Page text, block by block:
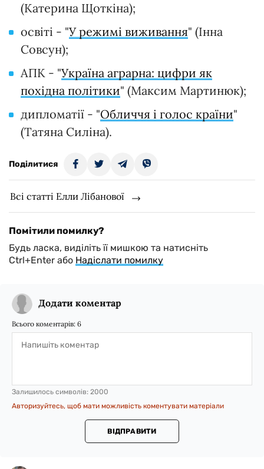
(Катерина Щоткіна);
освіті - "У режимі виживання" (Інна
Совсун);
АПК - "Україна аграрна: цифри як
похідна політики" (Максим Мартинюк);
дипломатії - "Обличчя і голос країни"
(Татяна Силіна).
Поділитися
Всі статті Елли Лібанової
Помітили помилку?
Будь ласка, виділіть її мишкою та натисніть
Ctrl+Enter або Надіслати помилку
Додати коментар
Всього коментарів: 6
Залишилось символів: 2000
Авторизуйтесь, щоб мати можливість коментувати матеріали
ВІДПРАВИТИ